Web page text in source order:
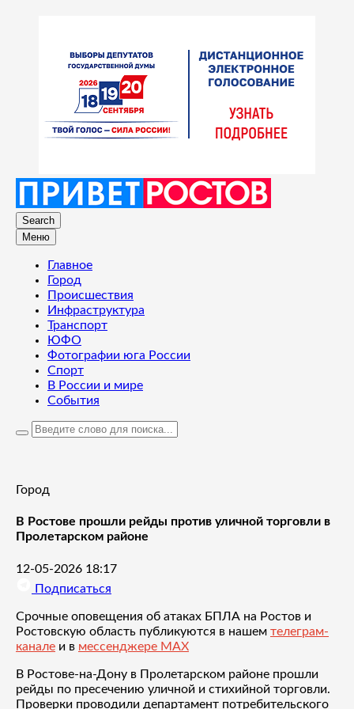
Search
Меню
Главное
Город
Происшествия
Инфраструктура
Транспорт
ЮФО
Фотографии юга России
Спорт
В России и мире
События
Город
В Ростове прошли рейды против уличной торговли в
Пролетарском районе
12-05-2026 18:17
Подписаться
Срочные оповещения об атаках БПЛА на Ростов и
Ростовскую область публикуются в нашем телеграм-
канале и в мессенджере MAX
В Ростове-на-Дону в Пролетарском районе прошли
рейды по пресечению уличной и стихийной торговли.
Проверки проводили департамент потребительского